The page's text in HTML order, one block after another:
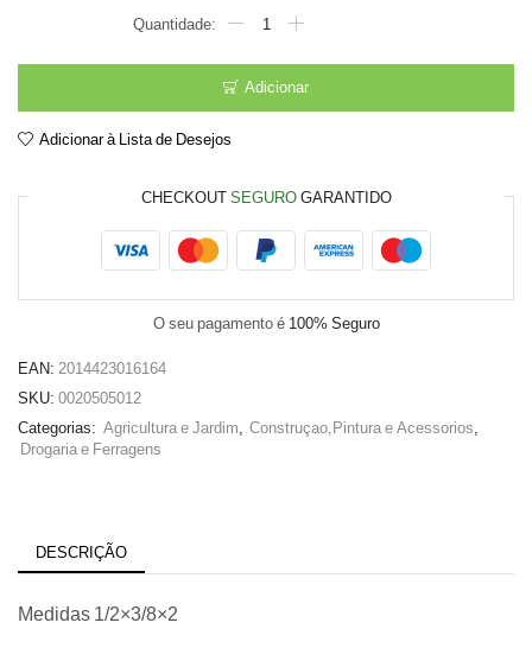
crom
1/2x3/8
4cm
Adicionar
Adicionar à Lista de Desejos
CHECKOUTSEGUROGARANTIDO
O seu pagamento é 100% Seguro
EAN: 2014423016164
SKU: 0020505012
Categorias: Agricultura e Jardim Construçao,Pintura e Acessorios
Drogaria e Ferragens
DESCRIÇÃO
Medidas 1/2×3/8×2